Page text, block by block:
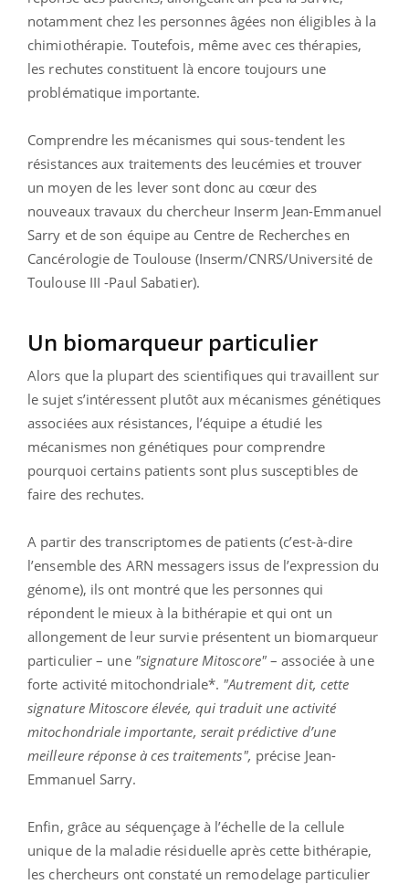
notamment chez les personnes âgées non éligibles à la
chimiothérapie. Toutefois, même avec ces thérapies,
les rechutes constituent là encore toujours une
problématique importante.
Comprendre les mécanismes qui sous-tendent les
résistances aux traitements des leucémies et trouver
un moyen de les lever sont donc au cœur des
nouveaux travaux du chercheur Inserm Jean-Emmanuel
Sarry et de son équipe au Centre de Recherches en
Cancérologie de Toulouse (Inserm/CNRS/Université de
Toulouse III -Paul Sabatier).
Un biomarqueur particulier
Alors que la plupart des scientifiques qui travaillent sur
le sujet s’intéressent plutôt aux mécanismes génétiques
associées aux résistances, l’équipe a étudié les
mécanismes non génétiques pour comprendre
pourquoi certains patients sont plus susceptibles de
faire des rechutes.
A partir des transcriptomes de patients (c’est-à-dire
l’ensemble des ARN messagers issus de l’expression du
génome), ils ont montré que les personnes qui
répondent le mieux à la bithérapie et qui ont un
allongement de leur survie présentent un biomarqueur
particulier – une "signature Mitoscore"– associée à une
forte activité mitochondriale*. "Autrement dit, cette
signature Mitoscore élevée, qui traduit une activité
mitochondriale importante, serait prédictive d’une
meilleure réponse à ces traitements", précise Jean-
Emmanuel Sarry.
Enfin, grâce au séquençage à l’échelle de la cellule
unique de la maladie résiduelle après cette bithérapie,
les chercheurs ont constaté un remodelage particulier